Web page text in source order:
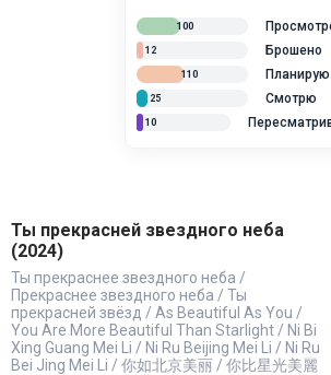
100
Брошено
12
Планирую
110
Смотрю
25
10
Ты прекрасней звездного неба
(2024)
Ты прекраснее звездного неба /
Прекраснее звездного неба / Ты
прекрасней звёзд / As Beautiful As You /
You Are More Beautiful Than Starlight / Ni Bi
Xing Guang Mei Li / Ni Ru Beijing Mei Li / Ni Ru
Bei Jing Mei Li / 你如北京美丽 / 你比星光美麗